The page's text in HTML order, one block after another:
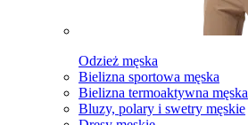
Odzież męska
Bielizna sportowa męska
Bielizna termoaktywna męska
Bluzy, polary i swetry męskie